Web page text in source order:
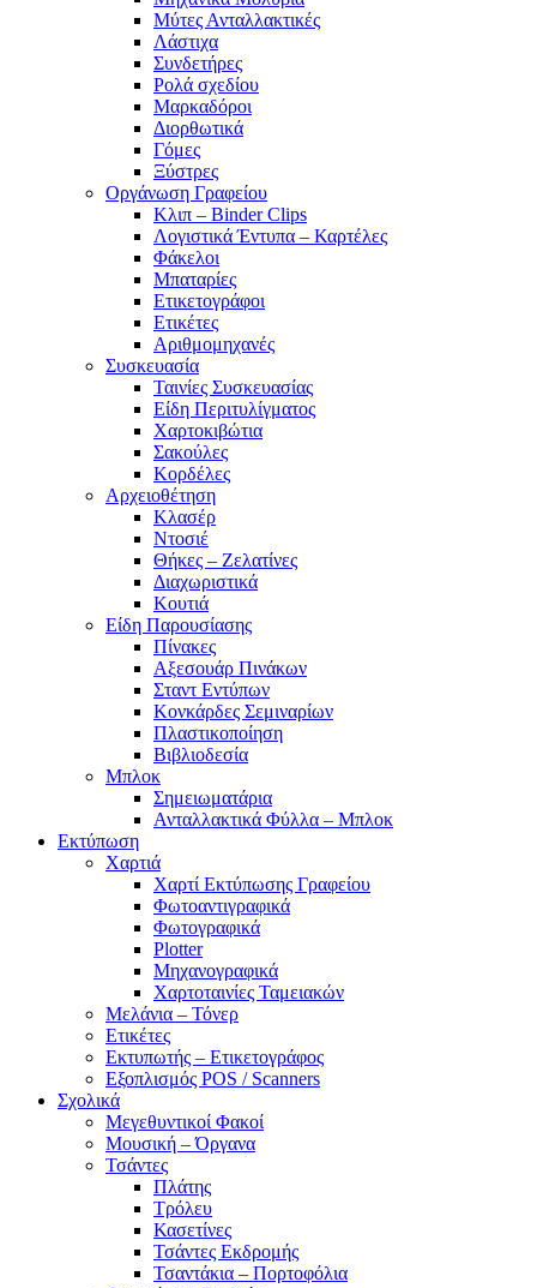
Μύτες Ανταλλακτικές
Λάστιχα
Συνδετήρες
Ρολά σχεδίου
Μαρκαδόροι
Διορθωτικά
Γόμες
Ξύστρες
Οργάνωση Γραφείου
Κλιπ – Binder Clips
Λογιστικά Έντυπα – Καρτέλες
Φάκελοι
Μπαταρίες
Ετικετογράφοι
Ετικέτες
Αριθμομηχανές
Συσκευασία
Ταινίες Συσκευασίας
Είδη Περιτυλίγματος
Χαρτοκιβώτια
Σακούλες
Κορδέλες
Αρχειοθέτηση
Κλασέρ
Ντοσιέ
Θήκες – Ζελατίνες
Διαχωριστικά
Κουτιά
Είδη Παρουσίασης
Πίνακες
Αξεσουάρ Πινάκων
Σταντ Εντύπων
Κονκάρδες Σεμιναρίων
Πλαστικοποίηση
Βιβλιοδεσία
Μπλοκ
Σημειωματάρια
Ανταλλακτικά Φύλλα – Μπλοκ
Εκτύπωση
Χαρτιά
Χαρτί Εκτύπωσης Γραφείου
Φωτοαντιγραφικά
Φωτογραφικά
Plotter
Μηχανογραφικά
Χαρτοταινίες Ταμειακών
Μελάνια – Τόνερ
Ετικέτες
Εκτυπωτής – Ετικετογράφος
Εξοπλισμός POS / Scanners
Σχολικά
Μεγεθυντικοί Φακοί
Μουσική – Όργανα
Τσάντες
Πλάτης
Τρόλευ
Κασετίνες
Τσάντες Εκδρομής
Τσαντάκια – Πορτοφόλια